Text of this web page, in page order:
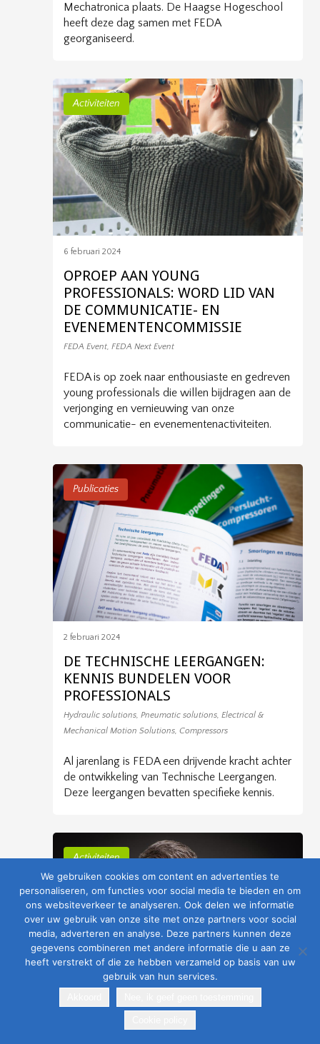
Mechatronica plaats. De Haagse Hogeschool
heeft deze dag samen met FEDA
georganiseerd.
Activiteiten
6 februari 2024
OPROEP AAN YOUNG
PROFESSIONALS: WORD LID VAN
DE COMMUNICATIE- EN
EVENEMENTENCOMMISSIE
FEDA Event, FEDA Next Event
FEDA is op zoek naar enthousiaste en gedreven
young professionals die willen bijdragen aan de
verjonging en vernieuwing van onze
communicatie- en evenementenactiviteiten.
Publicaties
2 februari 2024
DE TECHNISCHE LEERGANGEN:
KENNIS BUNDELEN VOOR
PROFESSIONALS
Hydraulic solutions, Pneumatic solutions, Electrical &
Mechanical Motion Solutions, Compressors
Al jarenlang is FEDA een drijvende kracht achter
de ontwikkeling van Technische Leergangen.
Deze leergangen bevatten specifieke kennis.
Activiteiten
23 januari 2024
WAAROM DEELNEMEN AAN HET
We gebruiken cookies om content en advertenties te
personaliseren, om functies voor social media te bieden en om
ons websiteverkeer te analyseren. Ook delen we informatie
over uw gebruik van onze site met onze partners voor social
media, adverteren en analyse. Deze partners kunnen deze
gegevens combineren met andere informatie die u aan ze
heeft verstrekt of die ze hebben verzameld op basis van uw
gebruik van hun services.